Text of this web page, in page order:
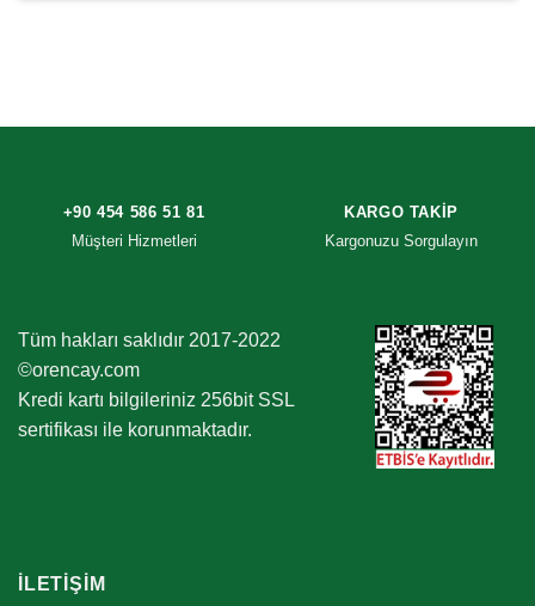
+90 454 586 51 81
Müşteri Hizmetleri
KARGO TAKIP
Kargonuzu Sorgulayın
Tüm hakları saklıdır 2017-2022
©orencay.com
Kredi kartı bilgileriniz 256bit SSL
sertifikası ile korunmaktadır.
İLETİŞİM